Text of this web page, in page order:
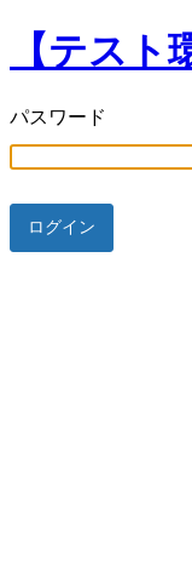
【テス
パスワード